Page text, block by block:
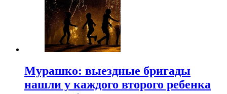
Мурашко: выездные бригады
нашли у каждого второго ребенка